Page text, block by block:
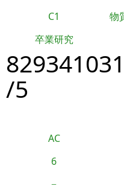
C1 物
卒業研究
/5
AC
6
−